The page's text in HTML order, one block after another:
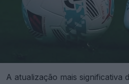
A atualização mais significativa